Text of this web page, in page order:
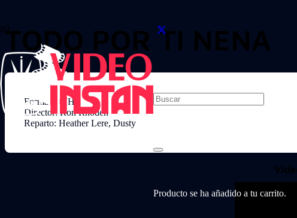
Producto se ha añadido a tu carrito.
TODO POR TI NENA
Formato: VHS
Director: Ron Rhoden
Reparto: Heather Lere, Dusty